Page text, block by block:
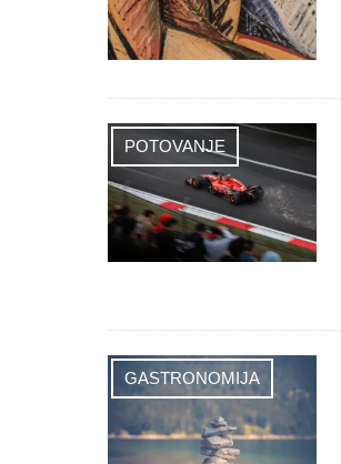
POTOVANJE
GASTRONOMIJA